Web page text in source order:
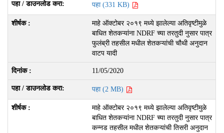
पहा (331 KB)
माहे ऑक्टोबर २०१९ मध्ये झालेल्या अतिवृष्टीमुळे
बाधित शेतकऱ्यांना NDRF च्या तरतुदी नुसार पात्र
फुलंब्री तहसील मधील शेतकऱ्यांची चौथी अनुदान
वाटप यादी
11/05/2020
पहा (2 MB)
माहे ऑक्टोबर २०१९ मध्ये झालेल्या अतिवृष्टीमुळे
बाधित शेतकऱ्यांना NDRF च्या तरतुदी नुसार पात्र
कन्नड तहसील मधील शेतकऱ्यांची तिसरी अनुदान